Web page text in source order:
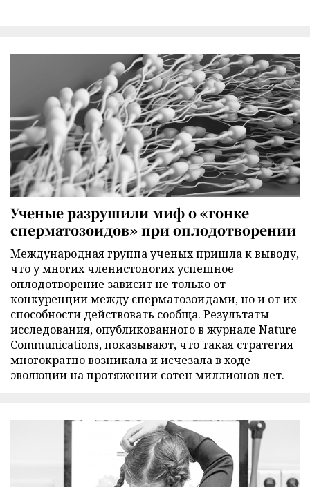
Ученые разрушили миф о «гонке
сперматозоидов» при оплодотворении
Международная группа ученых пришла к выводу,
что у многих членистоногих успешное
оплодотворение зависит не только от
конкуренции между сперматозоидами, но и от их
способности действовать сообща. Результаты
исследования, опубликованного в журнале Nature
Communications, показывают, что такая стратегия
многократно возникала и исчезала в ходе
эволюции на протяжении сотен миллионов лет.